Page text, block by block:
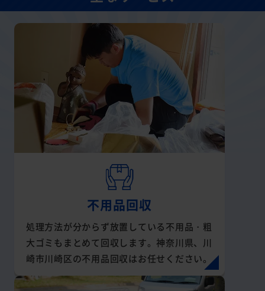
不用品回収
処理方法が分からず放置している不用品・粗
大ゴミもまとめて回収します。神奈川県、川
崎市川崎区の不用品回収はお任せください。